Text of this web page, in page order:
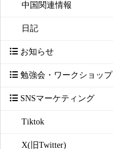
中国関連情報
日記
お知らせ
勉強会・ワークショップ
SNSマーケティング
Tiktok
X(旧Twitter)